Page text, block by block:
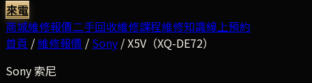
來電
商城維修報價二手回收維修課程維修知識線上預約
首頁 /維修報價 / Sony /X5V（XQ-DE72）
Sony索尼